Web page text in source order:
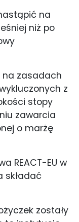
na
niż po
na zasadach
z
stopy
zawarcia
o marżę
REACT-EU w
składać
zostały